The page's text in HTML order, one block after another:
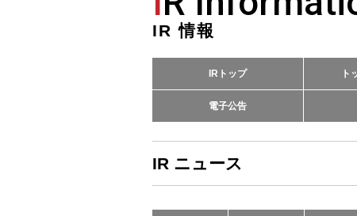
IR 情報
IRトップ ト
電子公告
IR ニュース